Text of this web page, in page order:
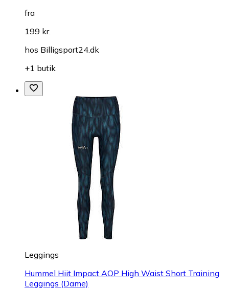
fra
199 kr.
hos Billigsport24.dk
+1 butik
Leggings
Hummel Hiit Impact AOP High Waist Short Training
Leggings (Dame)